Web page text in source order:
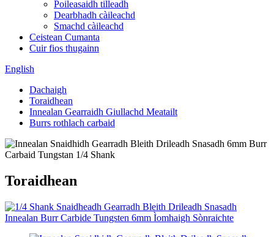
Poileasaidh tilleadh
Dearbhadh càileachd
Smachd càileachd
Ceistean Cumanta
Cuir fios thugainn
English
Dachaigh
Toraidhean
Innealan Gearraidh Giullachd Meatailt
Burrs rothlach carbaid
Toraidhean